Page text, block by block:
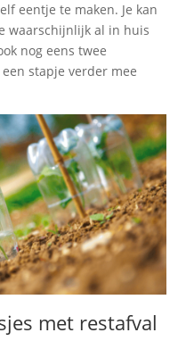
eentje te maken. Je kan
waarschijnlijk al in huis
nog eens twee
stapje verder mee
met restafval